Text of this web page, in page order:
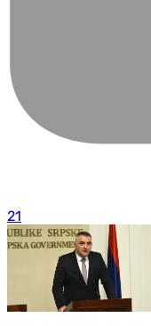
21